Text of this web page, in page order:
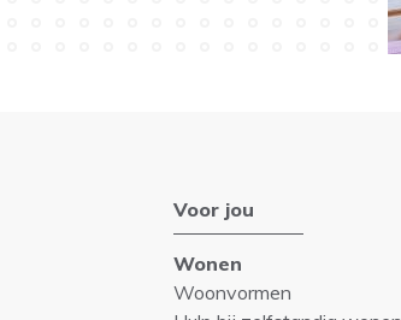
Voor jou
Wonen
Woonvormen